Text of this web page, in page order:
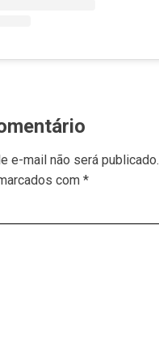
e-mail não será publicado.
com *